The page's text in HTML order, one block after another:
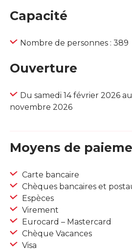
Capacité
Nombre de personnes : 389
Ouverture
Du samedi 14 février 2026
novembre 2026
Moyens de
Carte bancaire
Chèques bancaires et
Espèces
Virement
Eurocard – Mastercard
Chèque Vacances
Visa